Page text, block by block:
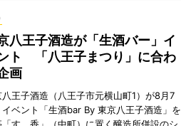
八王子酒造が「生酒バー」イ
ト 「八王子まつり」に合わ
画
八王子酒造（八王子市元横山町1）が8月7
イベント「生酒bar By 東京八王子酒造」を